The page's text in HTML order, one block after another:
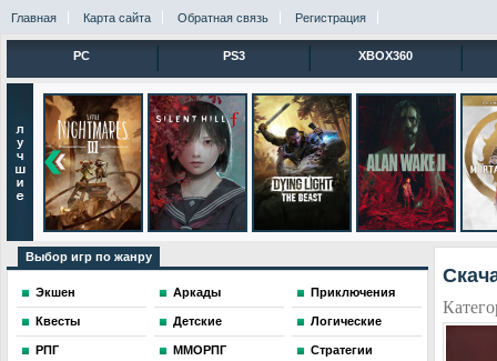
Главная Карта сайта Обратная связь Регистрация
PC PS3 XBOX360
Выбор игр по жанру
Экшен Аркады Приключения
Квесты Детские Логические
РПГ ММОРПГ Стратегии